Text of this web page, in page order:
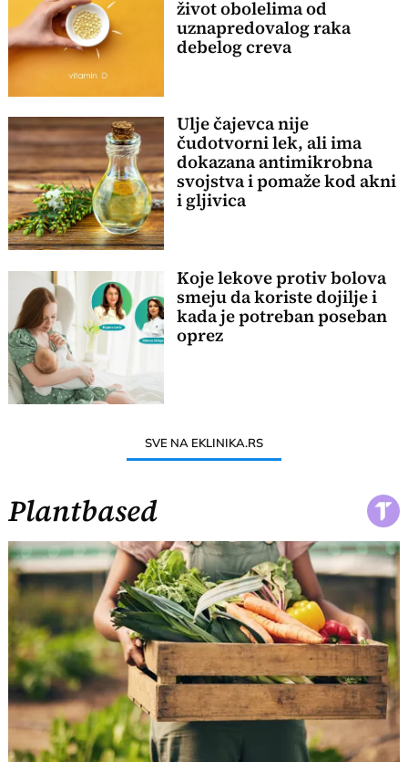
život obolelima od
uznapredovalog raka
debelog creva
Ulje čajevca nije
čudotvorni lek, ali ima
dokazana antimikrobna
svojstva i pomaže kod akni
i gljivica
Koje lekove protiv bolova
smeju da koriste dojilje i
kada je potreban poseban
oprez
SVE NA EKLINIKA.RS
Plantbased